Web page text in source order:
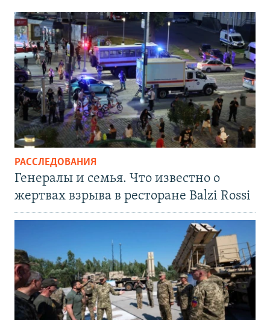
РАССЛЕДОВАНИЯ
Генералы и семья. Что известно о
жертвах взрыва в ресторане Balzi Rossi